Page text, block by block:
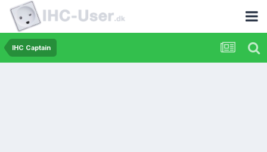
IHC Captain